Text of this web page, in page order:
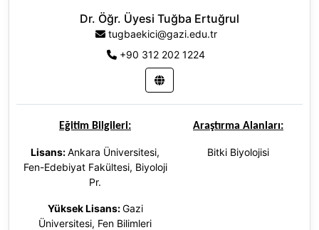
Dr. Öğr. Üyesi Tuğba Ertuğrul
tugbaekici@gazi.edu.tr
+90 312 202 1224
Eğitim Bilgileri: Araştırma Alanları:
Lisans:Ankara Üniversitesi,
Fen-Edebiyat Fakültesi, Biyoloji
Pr.
Yüksek Lisans:Gazi
Üniversitesi, Fen Bilimleri
Bitki Biyolojisi